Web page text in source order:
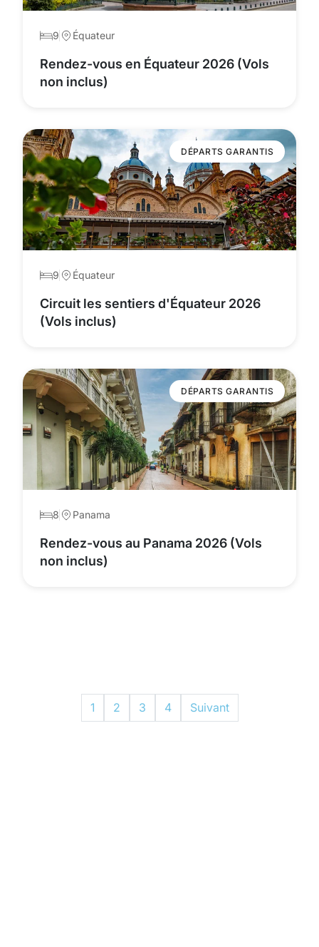
9 Équateur
Rendez-vous en Équateur 2026 (Vols
non inclus)
DÉPARTS GARANTIS
9 Équateur
Circuit les sentiers d'Équateur 2026
(Vols inclus)
DÉPARTS GARANTIS
8 Panama
Rendez-vous au Panama 2026 (Vols
non inclus)
1 2 3 4 Suivant